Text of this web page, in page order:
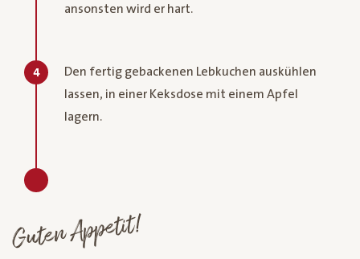
ansonsten wird er hart.
4
Den fertig gebackenen Lebkuchen auskühlen
lassen, in einer Keksdose mit einem Apfel
lagern.
Guten Appetit!